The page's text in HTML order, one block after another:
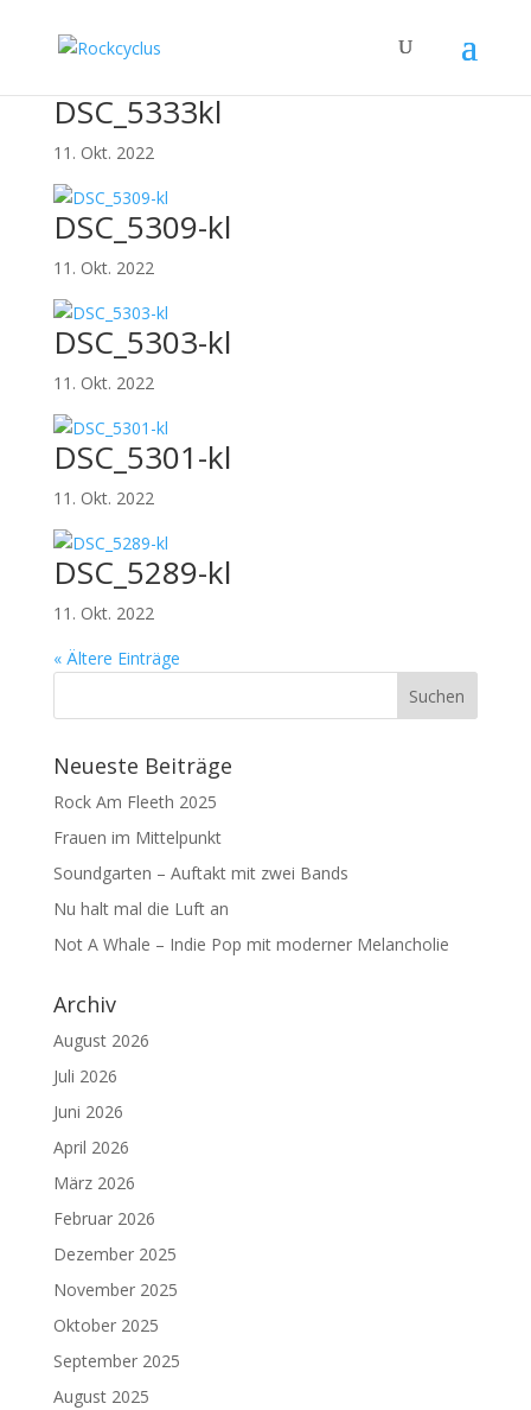
DSC_5333kl
11. Okt. 2022
DSC_5309-kl
11. Okt. 2022
DSC_5303-kl
11. Okt. 2022
DSC_5301-kl
11. Okt. 2022
DSC_5289-kl
11. Okt. 2022
« Ältere Einträge
Neueste Beiträge
Rock Am Fleeth 2025
Frauen im Mittelpunkt
Soundgarten – Auftakt mit zwei Bands
Nu halt mal die Luft an
Not A Whale – Indie Pop mit moderner Melancholie
Archiv
August 2026
Juli 2026
Juni 2026
April 2026
März 2026
Februar 2026
Dezember 2025
November 2025
Oktober 2025
September 2025
August 2025